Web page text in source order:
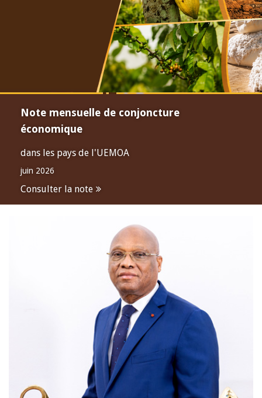
Note mensuelle de conjoncture
économique
dans les pays de l'UEMOA
juin 2026
Consulter la note